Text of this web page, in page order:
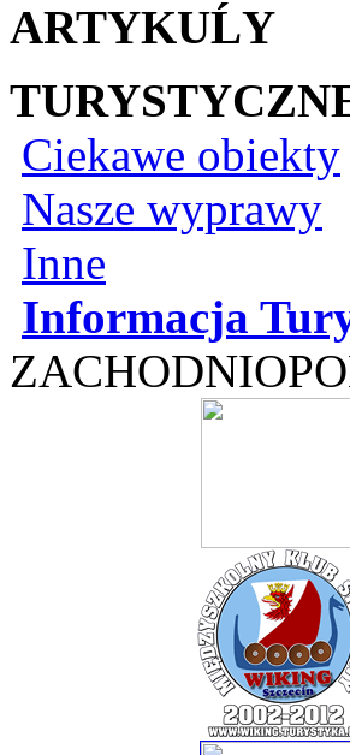
ARTYKUĹY
Ciekawe obiekty
Nasze wyprawy
Inne
Informacja